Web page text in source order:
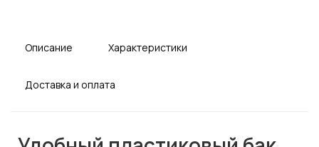
Описание Характеристики
Доставка и оплата